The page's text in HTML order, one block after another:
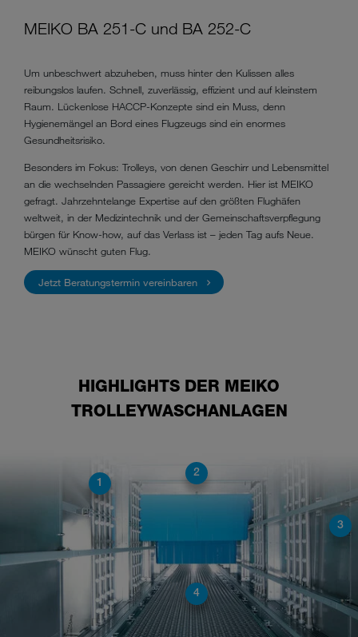
MEIKO BA 251-C und BA 252-C
Um unbeschwert abzuheben, muss hinter den Kulissen alles
reibungslos laufen. Schnell, zuverlässig, effizient und auf kleinstem
Raum. Lückenlose HACCP-Konzepte sind ein Muss, denn
Hygienemängel an Bord eines Flugzeugs sind ein enormes
Gesundheitsrisiko.
Besonders im Fokus: Trolleys, von denen Geschirr und Lebensmittel
an die wechselnden Passagiere gereicht werden. Hier ist MEIKO
gefragt. Jahrzehntelange Expertise auf den größten Flughäfen
weltweit, in der Medizintechnik und der Gemeinschaftsverpflegung
bürgen für Know-how, auf das Verlass ist – jeden Tag aufs Neue.
MEIKO wünscht guten Flug.
Jetzt Beratungstermin vereinbaren
HIGHLIGHTS DER MEIKO
TROLLEYWASCHANLAGEN
1
2
3
4